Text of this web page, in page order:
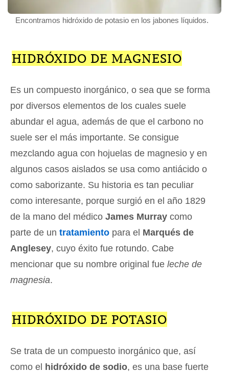
Encontramos hidróxido de potasio en los jabones líquidos.
HIDRÓXIDO DE MAGNESIO
Es un compuesto inorgánico, o sea que se forma
por diversos elementos de los cuales suele
abundar el agua, además de que el carbono no
suele ser el más importante. Se consigue
mezclando agua con hojuelas de magnesio y en
algunos casos aislados se usa como antiácido o
como saborizante. Su historia es tan peculiar
como interesante, porque surgió en el año 1829
de la mano del médico James Murray como
parte de un tratamiento para el Marqués de
Anglesey, cuyo éxito fue rotundo. Cabe
mencionar que su nombre original fue leche de
magnesia.
HIDRÓXIDO DE POTASIO
Se trata de un compuesto inorgánico que, así
como el hidróxido de sodio, es una base fuerte